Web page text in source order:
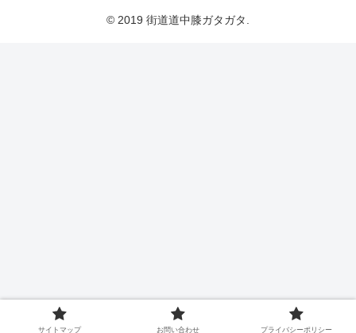
© 2019 街道道中膝ガタガタ.
サイトマップ お問い合わせ プライバシーポリシー